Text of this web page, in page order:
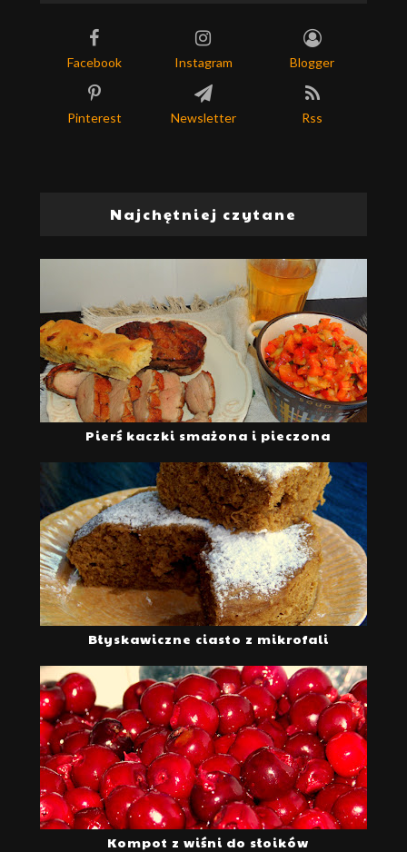
Facebook Instagram Blogger
Pinterest Newsletter Rss
Najchętniej czytane
Pierś kaczki smażona i pieczona
Błyskawiczne ciasto z mikrofali
Kompot z wiśni do słoików